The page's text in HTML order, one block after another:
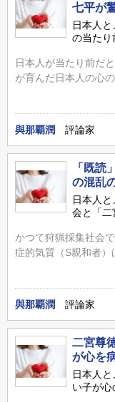
七平が
日本人
の当たり
日本人が当たり前だ
が育んだ日本人の心
與那覇潤 評論家
「既
の混乱
日本人
会と「二
かつて狩猟採集社会
症的気質（S親和者）
與那覇潤 評論家
二宮尊
が心を
日本人
い子が心